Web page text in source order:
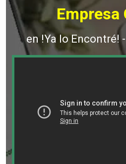
Empresa
en !Ya lo Encontré!